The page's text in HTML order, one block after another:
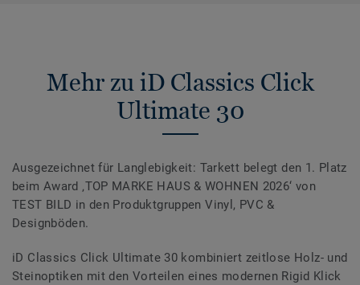
Mehr zu iD Classics Click
Ultimate 30
Ausgezeichnet für Langlebigkeit: Tarkett belegt den 1. Platz
beim Award ‚TOP MARKE HAUS & WOHNEN 2026‘ von
TEST BILD in den Produktgruppen Vinyl, PVC &
Designböden.
iD Classics Click Ultimate 30 kombiniert zeitlose Holz- und
Steinoptiken mit den Vorteilen eines modernen Rigid Klick